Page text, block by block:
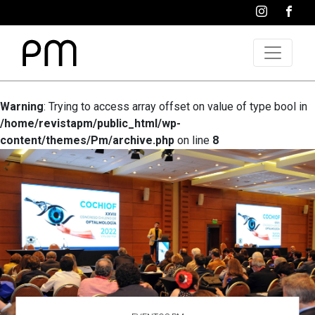
Warning: Trying to access array offset on value of type bool in
/home/revistapm/public_html/wp-
content/themes/Pm/archive.php on line 8